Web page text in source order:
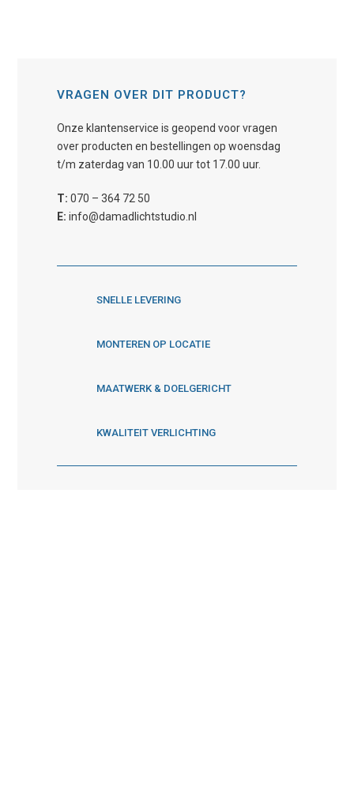
VRAGEN OVER DIT PRODUCT?
Onze klantenservice is geopend voor vragen
over producten en bestellingen op woensdag
t/m zaterdag van 10.00 uur tot 17.00 uur.
T: 070 – 364 72 50
E: info@damadlichtstudio.nl
SNELLE LEVERING
MONTEREN OP LOCATIE
MAATWERK & DOELGERICHT
KWALITEIT VERLICHTING